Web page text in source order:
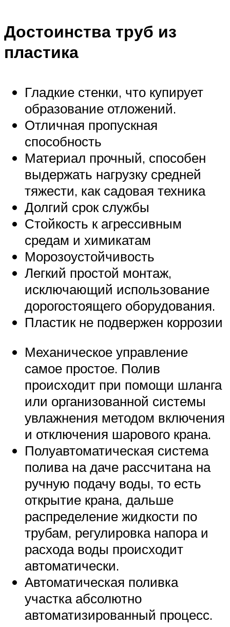
Достоинства труб из
пластика
Гладкие стенки, что купирует
образование отложений.
Отличная пропускная
способность
Материал прочный, способен
выдержать нагрузку средней
тяжести, как садовая техника
Долгий срок службы
Стойкость к агрессивным
средам и химикатам
Морозоустойчивость
Легкий простой монтаж,
исключающий использование
дорогостоящего оборудования.
Пластик не подвержен коррозии
Механическое управление
самое простое. Полив
происходит при помощи шланга
или организованной системы
увлажнения методом включения
и отключения шарового крана.
Полуавтоматическая система
полива на даче рассчитана на
ручную подачу воды, то есть
открытие крана, дальше
распределение жидкости по
трубам, регулировка напора и
расхода воды происходит
автоматически.
Автоматическая поливка
участка абсолютно
автоматизированный процесс.